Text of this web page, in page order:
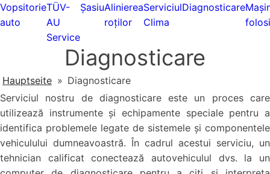
Vopsitorie
auto
TÜV-
AU
Service
ȘasiuAlinierea
roților
Serviciul
Clima
Diagnosticare
Diagnosticare
Hauptseite » Diagnosticare
Serviciul nostru de diagnosticare este un proces care
utilizează instrumente și echipamente speciale pentru a
identifica problemele legate de sistemele și componentele
vehiculului dumneavoastră. În cadrul acestui serviciu, un
tehnician calificat conectează autovehiculul dvs. la un